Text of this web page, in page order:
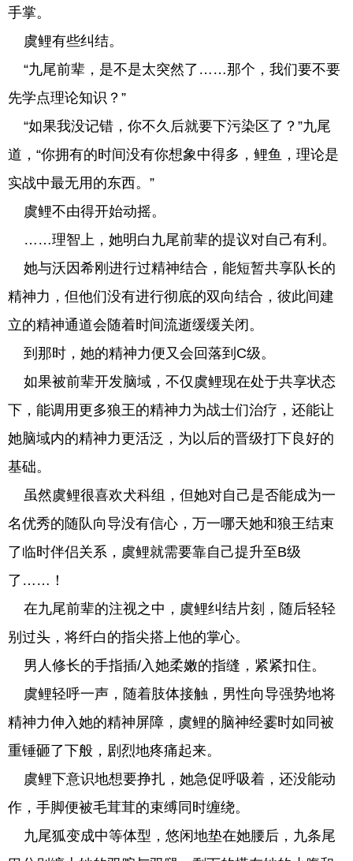
手掌。
虞鲤有些纠结。
“九尾前辈，是不是太突然了……那个，我们要不要
先学点理论知识？”
“如果我没记错，你不久后就要下污染区了？”九尾
道，“你拥有的时间没有你想象中得多，鲤鱼，理论是
实战中最无用的东西。”
虞鲤不由得开始动摇。
……理智上，她明白九尾前辈的提议对自己有利。
她与沃因希刚进行过精神结合，能短暂共享队长的
精神力，但他们没有进行彻底的双向结合，彼此间建
立的精神通道会随着时间流逝缓缓关闭。
到那时，她的精神力便又会回落到C级。
如果被前辈开发脑域，不仅虞鲤现在处于共享状态
下，能调用更多狼王的精神力为战士们治疗，还能让
她脑域内的精神力更活泛，为以后的晋级打下良好的
基础。
虽然虞鲤很喜欢犬科组，但她对自己是否能成为一
名优秀的随队向导没有信心，万一哪天她和狼王结束
了临时伴侣关系，虞鲤就需要靠自己提升至B级
了……！
在九尾前辈的注视之中，虞鲤纠结片刻，随后轻轻
别过头，将纤白的指尖搭上他的掌心。
男人修长的手指插/入她柔嫩的指缝，紧紧扣住。
虞鲤轻呼一声，随着肢体接触，男性向导强势地将
精神力伸入她的精神屏障，虞鲤的脑神经霎时如同被
重锤砸了下般，剧烈地疼痛起来。
虞鲤下意识地想要挣扎，她急促呼吸着，还没能动
作，手脚便被毛茸茸的束缚同时缠绕。
九尾狐变成中等体型，悠闲地垫在她腰后，九条尾